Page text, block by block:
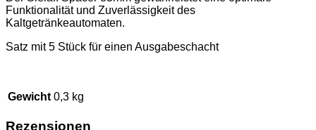
Funktionalität und Zuverlässigkeit des
Kaltgetränkeautomaten.
Satz mit 5 Stück für einen Ausgabeschacht
Gewicht 0,3 kg
Rezensionen